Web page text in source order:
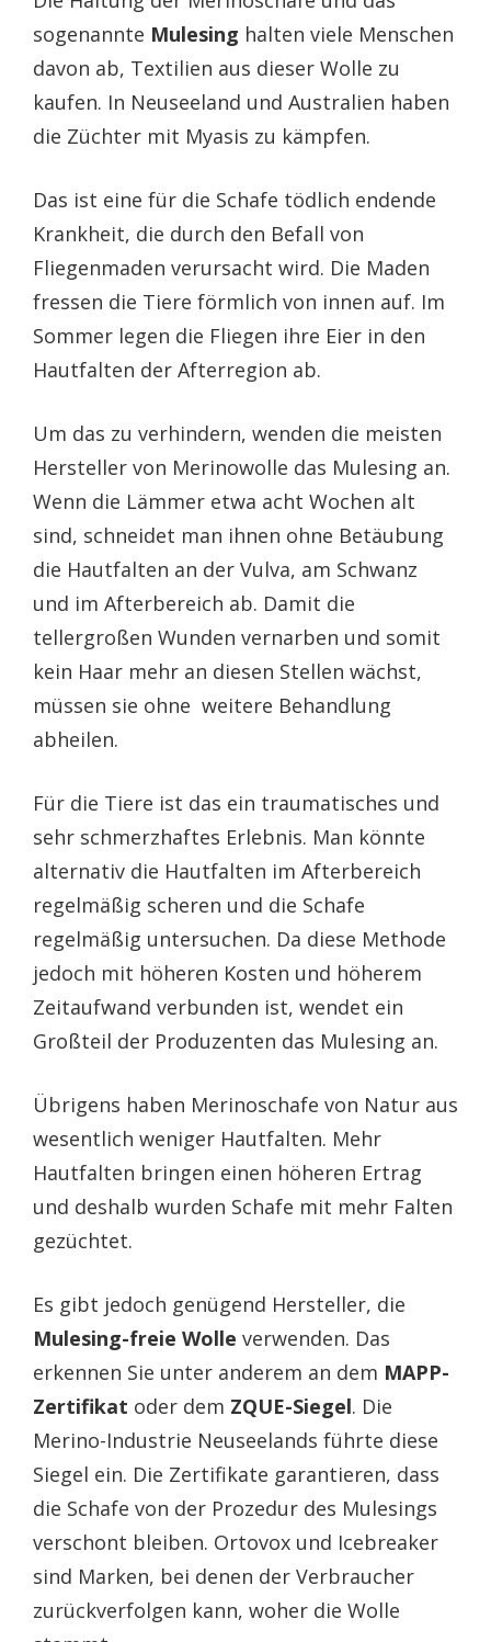
sogenannte Mulesing halten viele Menschen
davon ab, Textilien aus dieser Wolle zu
kaufen. In Neuseeland und Australien haben
die Züchter mit Myasis zu kämpfen.
Das ist eine für die Schafe tödlich endende
Krankheit, die durch den Befall von
Fliegenmaden verursacht wird. Die Maden
fressen die Tiere förmlich von innen auf. Im
Sommer legen die Fliegen ihre Eier in den
Hautfalten der Afterregion ab.
Um das zu verhindern, wenden die meisten
Hersteller von Merinowolle das Mulesing an.
Wenn die Lämmer etwa acht Wochen alt
sind, schneidet man ihnen ohne Betäubung
die Hautfalten an der Vulva, am Schwanz
und im Afterbereich ab. Damit die
tellergroßen Wunden vernarben und somit
kein Haar mehr an diesen Stellen wächst,
müssen sie ohne weitere Behandlung
abheilen.
Für die Tiere ist das ein traumatisches und
sehr schmerzhaftes Erlebnis. Man könnte
alternativ die Hautfalten im Afterbereich
regelmäßig scheren und die Schafe
regelmäßig untersuchen. Da diese Methode
jedoch mit höheren Kosten und höherem
Zeitaufwand verbunden ist, wendet ein
Großteil der Produzenten das Mulesing an.
Übrigens haben Merinoschafe von Natur aus
wesentlich weniger Hautfalten. Mehr
Hautfalten bringen einen höheren Ertrag
und deshalb wurden Schafe mit mehr Falten
gezüchtet.
Es gibt jedoch genügend Hersteller, die
Mulesing-freie Wolle verwenden. Das
erkennen Sie unter anderem an dem MAPP-
Zertifikat oder dem ZQUE-Siegel. Die
Merino-Industrie Neuseelands führte diese
Siegel ein. Die Zertifikate garantieren, dass
die Schafe von der Prozedur des Mulesings
verschont bleiben. Ortovox und Icebreaker
sind Marken, bei denen der Verbraucher
zurückverfolgen kann, woher die Wolle